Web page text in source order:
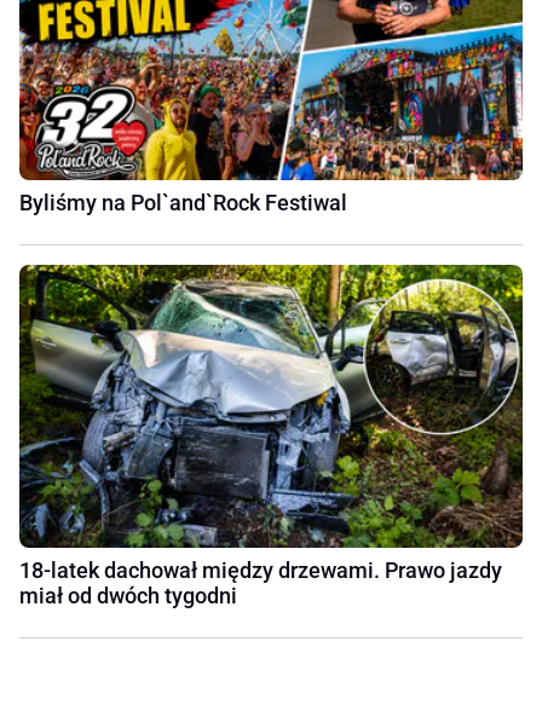
Byliśmy na Pol`and`Rock Festiwal
18-latek dachował między drzewami. Prawo jazdy
miał od dwóch tygodni